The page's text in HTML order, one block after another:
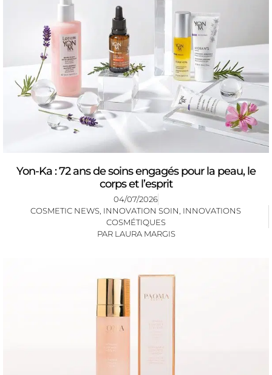
Yon-Ka : 72 ans de soins engagés pour la peau, le
corps et l’esprit
04/07/2026
COSMETIC NEWS INNOVATION SOIN INNOVATIONS
COSMÉTIQUES
PAR LAURA MARGIS